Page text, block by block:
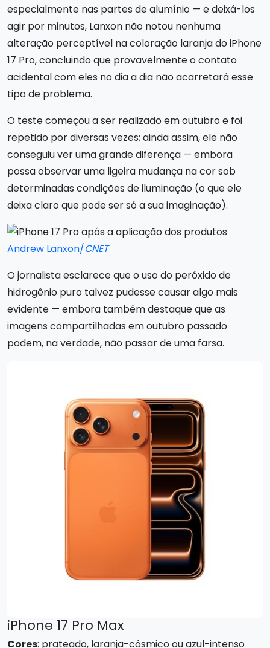
especialmente nas partes de alumínio — e deixá-los
agir por minutos, Lanxon não notou nenhuma
alteração perceptível na coloração laranja do iPhone
17 Pro, concluindo que provavelmente o contato
acidental com eles no dia a dia não acarretará esse
tipo de problema.
O teste começou a ser realizado em outubro e foi
repetido por diversas vezes; ainda assim, ele não
conseguiu ver uma grande diferença — embora
possa observar uma ligeira mudança na cor sob
determinadas condições de iluminação (o que ele
deixa claro que pode ser só a sua imaginação).
Andrew Lanxon/CNET
O jornalista esclarece que o uso do peróxido de
hidrogênio puro talvez pudesse causar algo mais
evidente — embora também destaque que as
imagens compartilhadas em outubro passado
podem, na verdade, não passar de uma farsa.
iPhone 17 Pro Max
Cores: prateado, laranja-cósmico ou azul-intenso